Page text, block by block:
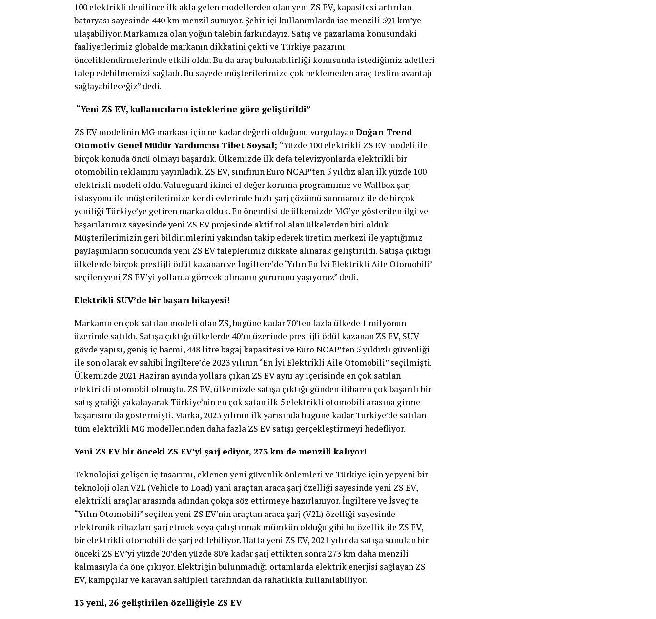
100 elektrikli denilince ilk akla gelen modellerden olan yeni ZS EV, kapasitesi artırılan
bataryası sayesinde 440 km menzil sunuyor. Şehir içi kullanımlarda ise menzili 591 km’ye
ulaşabiliyor. Markamıza olan yoğun talebin farkındayız. Satış ve pazarlama konusundaki
faaliyetlerimiz globalde markanın dikkatini çekti ve Türkiye pazarını
önceliklendirmelerinde etkili oldu. Bu da araç bulunabilirliği konusunda istediğimiz adetleri
talep edebilmemizi sağladı. Bu sayede müşterilerimize çok beklemeden araç teslim avantajı
sağlayabileceğiz” dedi.
“Yeni ZS EV, kullanıcıların isteklerine göre geliştirildi”
ZS EV modelinin MG markası için ne kadar değerli olduğunu vurgulayanDoğan Trend
Otomotiv Genel Müdür Yardımcısı Tibet Soysal; “Yüzde 100 elektrikli ZS EV modeli ile
birçok konuda öncü olmayı başardık. Ülkemizde ilk defa televizyonlarda elektrikli bir
otomobilin reklamını yayınladık. ZS EV, sınıfının Euro NCAP’ten 5 yıldız alan ilk yüzde 100
elektrikli modeli oldu. Valueguard ikinci el değer koruma programımız ve Wallbox şarj
istasyonu ile müşterilerimize kendi evlerinde hızlı şarj çözümü sunmamız ile de birçok
yeniliği Türkiye’ye getiren marka olduk. En önemlisi de ülkemizde MG’ye gösterilen ilgi ve
başarılarımız sayesinde yeni ZS EV projesinde aktif rol alan ülkelerden biri olduk.
Müşterilerimizin geri bildirimlerini yakından takip ederek üretim merkezi ile yaptığımız
paylaşımların sonucunda yeni ZS EV taleplerimiz dikkate alınarak geliştirildi. Satışa çıktığı
ülkelerde birçok prestijli ödül kazanan ve İngiltere’de ‘Yılın En İyi Elektrikli Aile Otomobili’
seçilen yeni ZS EV’yi yollarda görecek olmanın gururunu yaşıyoruz” dedi.
Elektrikli SUV’de bir başarı hikayesi!
Markanın en çok satılan modeli olan ZS, bugüne kadar 70’ten fazla ülkede 1 milyonun
üzerinde satıldı. Satışa çıktığı ülkelerde 40’ın üzerinde prestijli ödül kazanan ZS EV, SUV
gövde yapısı, geniş iç hacmi, 448 litre bagaj kapasitesi ve Euro NCAP’ten 5 yıldızlı güvenliği
ile son olarak ev sahibi İngiltere’de 2023 yılının “En İyi Elektrikli Aile Otomobili” seçilmişti.
Ülkemizde 2021 Haziran ayında yollara çıkan ZS EV aynı ay içerisinde en çok satılan
elektrikli otomobil olmuştu. ZS EV, ülkemizde satışa çıktığı günden itibaren çok başarılı bir
satış grafiği yakalayarak Türkiye’nin en çok satan ilk 5 elektrikli otomobili arasına girme
başarısını da göstermişti. Marka, 2023 yılının ilk yarısında bugüne kadar Türkiye’de satılan
tüm elektrikli MG modellerinden daha fazla ZS EV satışı gerçekleştirmeyi hedefliyor.
Yeni ZS EVbir önceki ZS EV’yi şarj ediyor, 273 km de menzili kalıyor!
Teknolojisi gelişen iç tasarımı, eklenen yeni güvenlik önlemleri ve Türkiye için yepyeni bir
teknoloji olan V2L (Vehicle to Load) yani araçtan araca şarj özelliği sayesinde yeni ZS EV,
elektrikli araçlar arasında adından çokça söz ettirmeye hazırlanıyor. İngiltere ve İsveç’te
“Yılın Otomobili” seçilen yeni ZS EV’nin araçtan araca şarj (V2L) özelliği sayesinde
elektronik cihazları şarj etmek veya çalıştırmak mümkün olduğu gibi bu özellik ile ZS EV,
bir elektrikli otomobili de şarj edilebiliyor. Hatta yeni ZS EV, 2021 yılında satışa sunulan bir
önceki ZS EV’yi yüzde 20’den yüzde 80’e kadar şarj ettikten sonra 273 km daha menzili
kalmasıyla da öne çıkıyor. Elektriğin bulunmadığı ortamlarda elektrik enerjisi sağlayan ZS
EV, kampçılar ve karavan sahipleri tarafından da rahatlıkla kullanılabiliyor.
13 yeni, 26 geliştirilen özelliğiyle ZS EV